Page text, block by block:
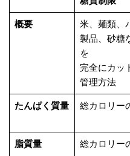
概要
米、麺類、
製品、砂糖
を
完全にカッ
管理方法
たんぱく質量 総カロリー
脂質量 総カロリー